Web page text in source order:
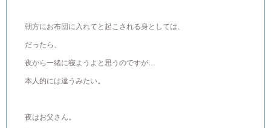
朝方にお布団に入れてと起こされる身としては、
だったら、
夜から一緒に寝ようよと思うのですが…
本人的には違うみたい。
夜はお父さん。